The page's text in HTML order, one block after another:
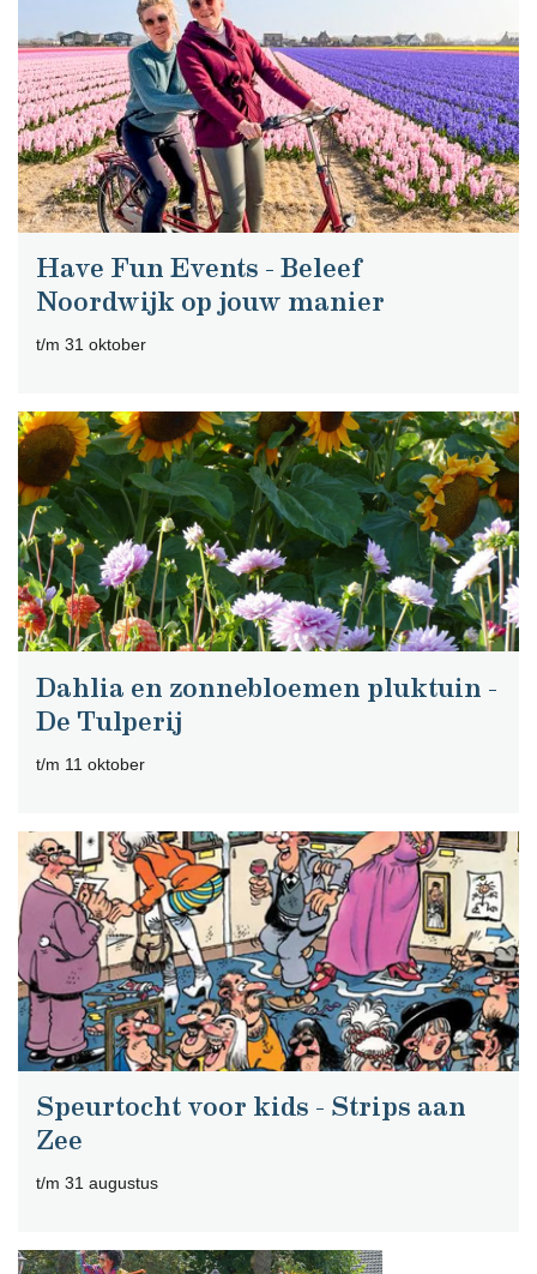
Have Fun Events - Beleef
Noordwijk op jouw manier
t/m 31 oktober
Dahlia en zonnebloemen pluktuin -
De Tulperij
t/m 11 oktober
Speurtocht voor kids - Strips aan
Zee
t/m 31 augustus